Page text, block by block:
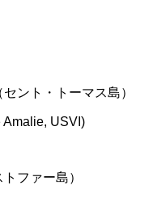
ント・トーマス島）
Amalie, USVI)
ファー島）